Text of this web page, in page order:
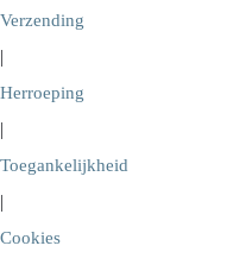
Verzending
|
Herroeping
|
Toegankelijkheid
|
Cookies